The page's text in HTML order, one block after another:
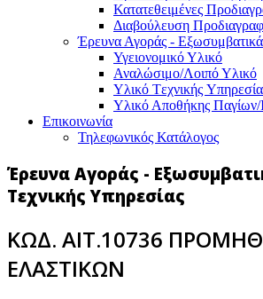
Κατατεθειμένες
Διαβούλευση
Έρευνα Αγοράς - Εξωσυμβατικά
Υγειονομικό Υλικό
Αναλώσιμο/Λοιπό Υλικό
Υλικό Tεχνικής
Υλικό Αποθήκης Παγίων/
Επικοινωνία
Τηλεφωνικός Κατάλογος
Έρευνα Αγοράς -
Τεχνικής Υπηρεσίας
ΚΩΔ. ΑΙΤ.10736
ΕΛΑΣΤΙΚΩΝ